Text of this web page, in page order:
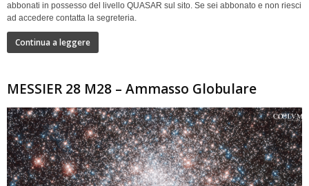
abbonati in possesso del livello QUASAR sul sito. Se sei abbonato e non riesci
ad accedere contatta la segreteria.
Continua a leggere
MESSIER 28 M28 – Ammasso Globulare